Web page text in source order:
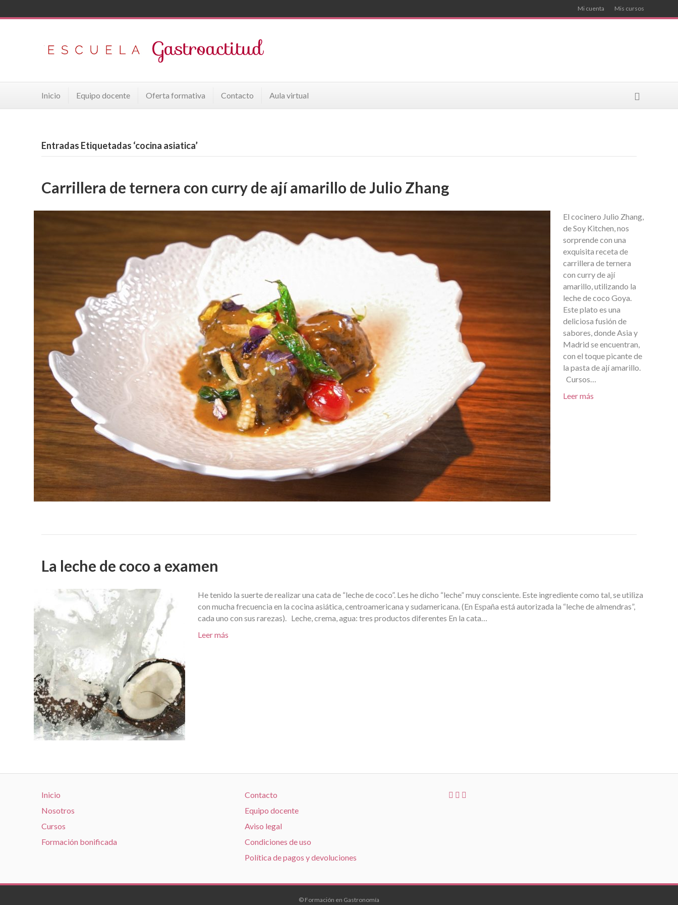
Mi cuenta Mis cursos
Inicio Equipo docente Oferta formativa Contacto Aula virtual
Entradas Etiquetadas ‘cocina asiatica’
Carrillera de ternera con curry de ají amarillo de Julio Zhang
El cocinero Julio Zhang,
de Soy Kitchen, nos
sorprende con una
exquisita receta de
carrillera de ternera
con curry de ají
amarillo, utilizando la
leche de coco Goya.
Este plato es una
deliciosa fusión de
sabores, donde Asia y
Madrid se encuentran,
con el toque picante de
la pasta de ají amarillo.
Cursos…
Leer más
La leche de coco a examen
He tenido la suerte de realizar una cata de “leche de coco”. Les he dicho “leche” muy consciente. Este ingrediente como tal, se utiliza
con mucha frecuencia en la cocina asiática, centroamericana y sudamericana. (En España está autorizada la “leche de almendras”,
cada uno con sus rarezas). Leche, crema, agua: tres productos diferentes En la cata…
Leer más
Inicio
Nosotros
Cursos
Formación bonificada
Contacto
Equipo docente
Aviso legal
Condiciones de uso
Política de pagos y devoluciones
© Formación en Gastronomía